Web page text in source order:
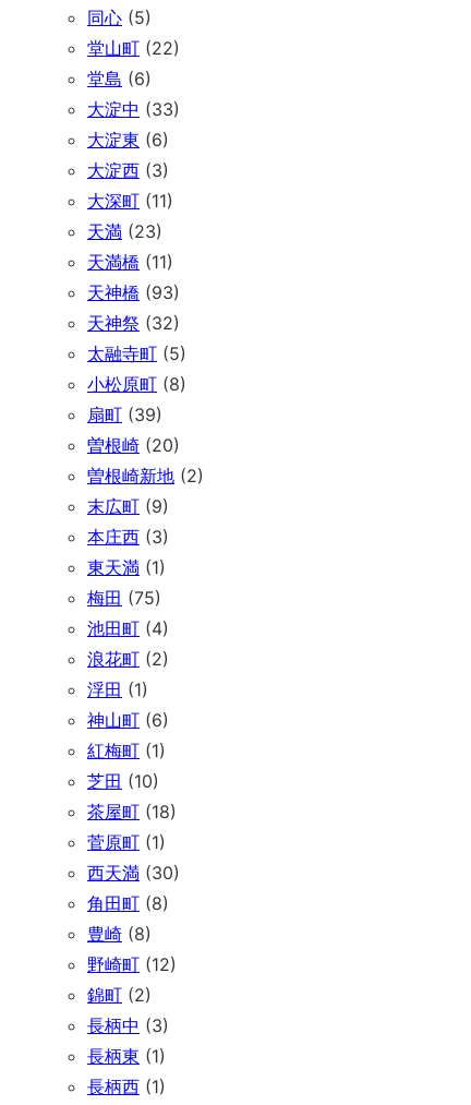
同心 (5)
堂山町 (22)
堂島 (6)
大淀中 (33)
大淀東 (6)
大淀西 (3)
大深町 (11)
天満 (23)
天満橋 (11)
天神橋 (93)
天神祭 (32)
太融寺町 (5)
小松原町 (8)
扇町 (39)
曽根崎 (20)
曽根崎新地 (2)
末広町 (9)
本庄西 (3)
東天満 (1)
梅田 (75)
池田町 (4)
浪花町 (2)
浮田 (1)
神山町 (6)
紅梅町 (1)
芝田 (10)
茶屋町 (18)
菅原町 (1)
西天満 (30)
角田町 (8)
豊崎 (8)
野崎町 (12)
錦町 (2)
長柄中 (3)
長柄東 (1)
長柄西 (1)